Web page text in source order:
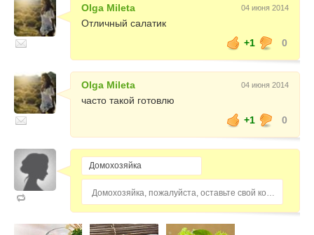
Olga Mileta 04 июня 2014
Отличный салатик
+1
0
Olga Mileta 04 июня 2014
часто такой готовлю
+1
0
Домохозяйка, пожалуйста, оставьте свой комментарий...